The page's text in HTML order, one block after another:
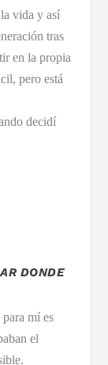
vida y así
tras
en la propia
pero está
decidí
DONDE
mí es
el